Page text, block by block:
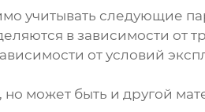
учитывать следующие
в зависимости от
от условий
но может быть и другой